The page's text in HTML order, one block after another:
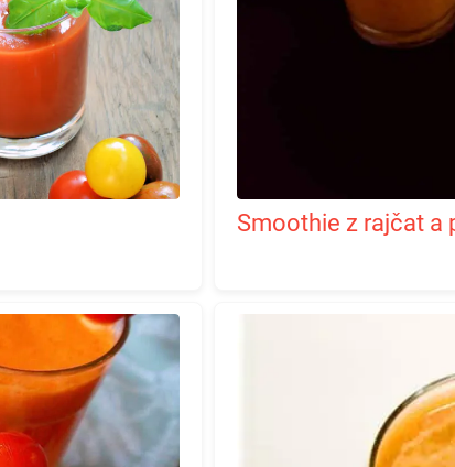
Smoothie z rajčat a